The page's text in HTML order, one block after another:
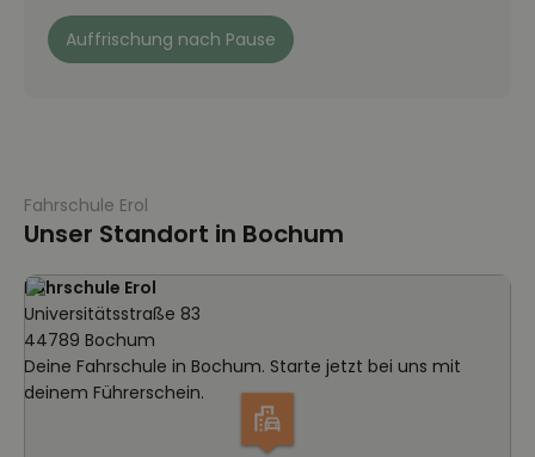
Auffrischung nach Pause
Fahrschule Erol
Unser Standort in Bochum
Fahrschule Erol
Universitätsstraße 83
44789 Bochum
Deine Fahrschule in Bochum. Starte jetzt bei uns mit
deinem Führerschein.